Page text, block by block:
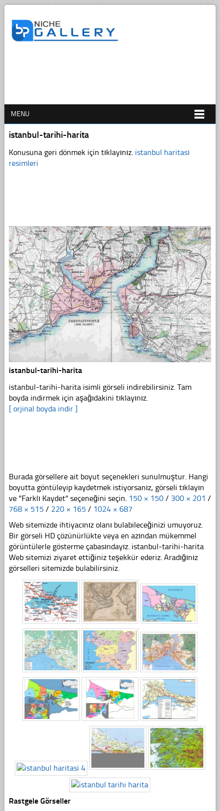
MENU
istanbul-tarihi-harita
Konusuna geri dönmek için tıklayınız. istanbul haritası
resimleri
istanbul-tarihi-harita
istanbul-tarihi-harita isimli görseli indirebilirsiniz. Tam
boyda indirmek için aşağıdakini tıklayınız.
[ orjinal boyda indir ]
Burada görsellere ait boyut seçenekleri sunulmuştur. Hangi
boyutta göntüleyip kaydetmek istiyorsanız, görseli tıklayın
ve "Farklı Kaydet" seçeneğini seçin. 150 × 150 / 300 × 201 /
768 × 515 / 220 × 165 / 1024 × 687
Web sitemizde ihtiyacınız olanı bulabileceğinizi umuyoruz.
Bir görseli HD çözünürlükte veya en azından mükemmel
görüntülerle gösterme çabasındayız. istanbul-tarihi-harita
Web sitemizi ziyaret ettiğiniz teşekkür ederiz. Aradığınız
görselleri sitemizde bulabilirsiniz.
Rastgele Görseller